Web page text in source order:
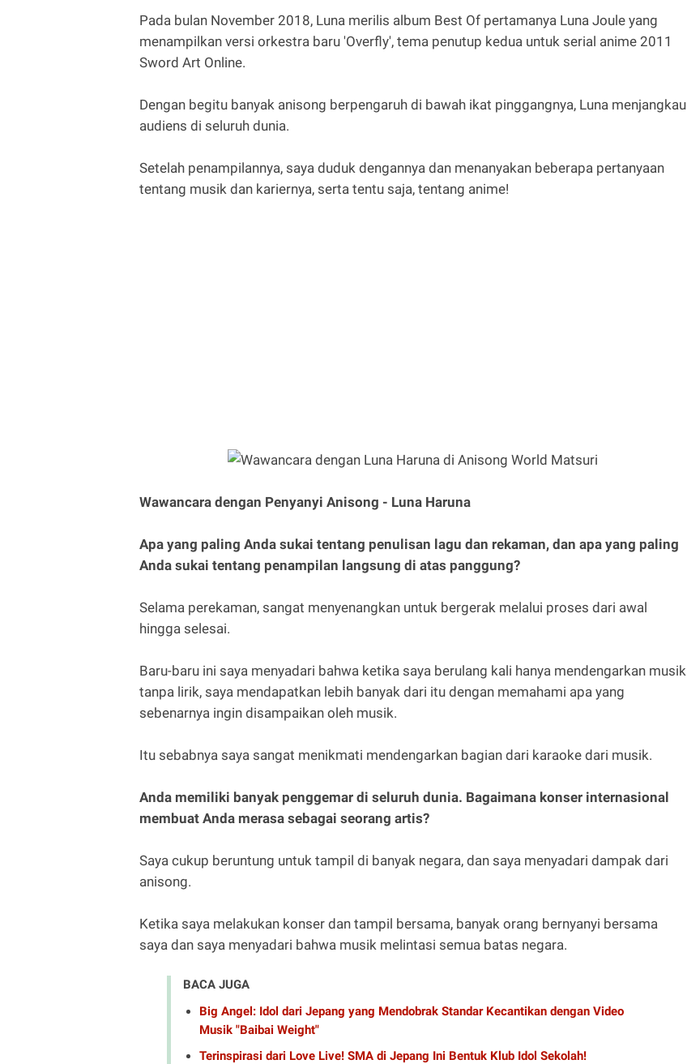
Pada bulan November 2018, Luna merilis album Best Of pertamanya Luna Joule yang
menampilkan versi orkestra baru 'Overfly', tema penutup kedua untuk serial anime 2011
Sword Art Online.
Dengan begitu banyak anisong berpengaruh di bawah ikat pinggangnya, Luna menjangkau
audiens di seluruh dunia.
Setelah penampilannya, saya duduk dengannya dan menanyakan beberapa pertanyaan
tentang musik dan kariernya, serta tentu saja, tentang anime!
Wawancara dengan Penyanyi Anisong - Luna Haruna
Apa yang paling Anda sukai tentang penulisan lagu dan rekaman, dan apa yang paling
Anda sukai tentang penampilan langsung di atas panggung?
Selama perekaman, sangat menyenangkan untuk bergerak melalui proses dari awal
hingga selesai.
Baru-baru ini saya menyadari bahwa ketika saya berulang kali hanya mendengarkan musik
tanpa lirik, saya mendapatkan lebih banyak dari itu dengan memahami apa yang
sebenarnya ingin disampaikan oleh musik.
Itu sebabnya saya sangat menikmati mendengarkan bagian dari karaoke dari musik.
Anda memiliki banyak penggemar di seluruh dunia. Bagaimana konser internasional
membuat Anda merasa sebagai seorang artis?
Saya cukup beruntung untuk tampil di banyak negara, dan saya menyadari dampak dari
anisong.
Ketika saya melakukan konser dan tampil bersama, banyak orang bernyanyi bersama
saya dan saya menyadari bahwa musik melintasi semua batas negara.
BACA JUGA
Big Angel: Idol dari Jepang yang Mendobrak Standar Kecantikan dengan Video
Musik "Baibai Weight"
Terinspirasi dari Love Live! SMA di Jepang Ini Bentuk Klub Idol Sekolah!